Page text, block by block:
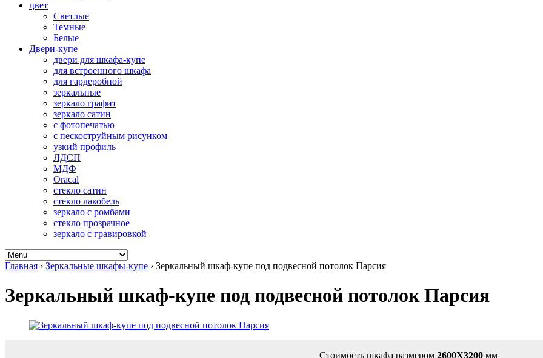
цвет
Светлые
Темные
Белые
Двери-купе
двери для шкафа-купе
для встроенного шкафа
для гардеробной
зеркальные
зеркало графит
зеркало сатин
с фотопечатью
с пескоструйным рисунком
узкий профиль
ЛДСП
МДФ
Oracal
стекло сатин
стекло лакобель
зеркало с ромбами
стекло прозрачное
зеркало с гравировкой
Главная › Зеркальные шкафы-купе › Зеркальный шкаф-купе под подвесной потолок Парсия
Зеркальный шкаф-купе под подвесной потолок Парсия
Стоимость шкафа размером 2600Х3200мм